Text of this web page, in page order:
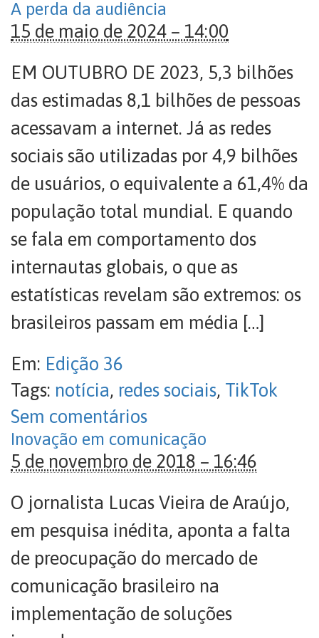
A perda da audiência
15 de maio de 2024 – 14:00
EM OUTUBRO DE 2023, 5,3 bilhões
das estimadas 8,1 bilhões de pessoas
acessavam a internet. Já as redes
sociais são utilizadas por 4,9 bilhões
de usuários, o equivalente a 61,4% da
população total mundial. E quando
se fala em comportamento dos
internautas globais, o que as
estatísticas revelam são extremos: os
brasileiros passam em média […]
Em: Edição 36
Tags: notícia, redes sociais, TikTok
Sem comentários
Inovação em comunicação
5 de novembro de 2018 – 16:46
O jornalista Lucas Vieira de Araújo,
em pesquisa inédita, aponta a falta
de preocupação do mercado de
comunicação brasileiro na
implementação de soluções